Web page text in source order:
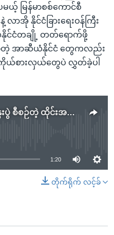
မြန်မာစစ်ကောင်စီ
လာအို နိုင်ငံခြားရေးဝန်ကြီး
င်ငံတချို့ တတ်ရောက်ဖို့
တဲ့ အာဆီယံနိုင်ငံ တွေကလည်း
ယ်စားလှယ်တွေပဲ လွှတ်ခဲ့ပါ
မြန်မာ့အရေး အလွတ်ဆွေးနွေးပွဲ စီစဉ်တဲ့ ထိုင်းအစိုးရကို အင်ဒိုနီးရှားဝေဖန်
available
1:20
တိုက်ရိုက် လင့်ခ်